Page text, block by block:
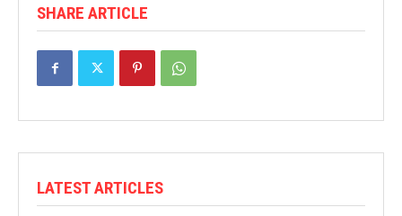
SHARE ARTICLE
LATEST ARTICLES